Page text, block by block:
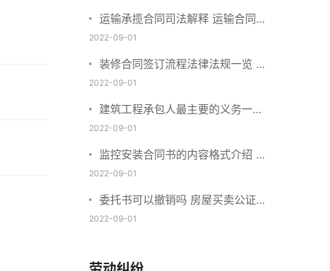
运输承揽合同司法解释 运输合同中
承运人的义务有哪些
2022-09-01
装修合同签订流程法律法规一览 律
师解答
2022-09-01
建筑工程承包人最主要的义务一览
承包合同内容介绍
2022-09-01
监控安装合同书的内容格式介绍 一
般包括这些条款
2022-09-01
委托书可以撤销吗 房屋买卖公证可
否撤销
2022-09-01